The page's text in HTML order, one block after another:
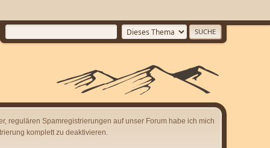
regulären Spamregistrierungen auf unser Forum habe ich mich
komplett zu deaktivieren.